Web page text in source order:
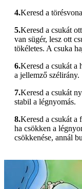
4.Keresd a
5.Keresd a csukát
van sügér, lesz ott
tökéletes. A csuka
6.Keresd a csukát a
a jellemző szélirány.
7.Keresd a csukát
stabil a légnyomás.
8.Keresd a csukát a
ha csökken a
csökkenése, annál